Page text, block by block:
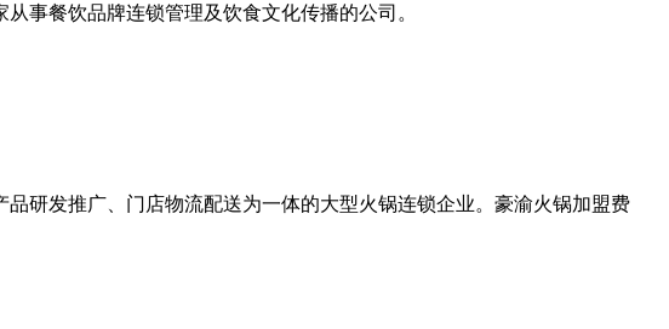
事餐饮品牌连锁管理及饮食文化传播的公司。
研发推广、门店物流配送为一体的大型火锅连锁企业。豪渝火锅加盟费